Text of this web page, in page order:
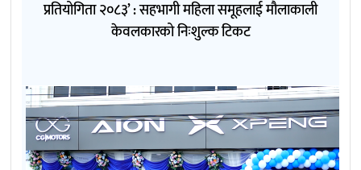
प्रतियोगिता २०८३’ : सहभागी महिला समूहलाई मौलाकाली
केवलकारको निःशुल्क टिकट